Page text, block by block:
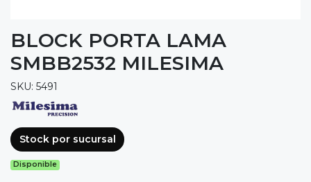
BLOCK PORTA LAMA
SMBB2532 MILESIMA
SKU: 5491
Stock por sucursal
Disponible